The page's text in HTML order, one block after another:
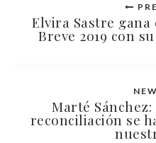
Elvira Sastre
Breve 2019 con
Marté
reconciliación se